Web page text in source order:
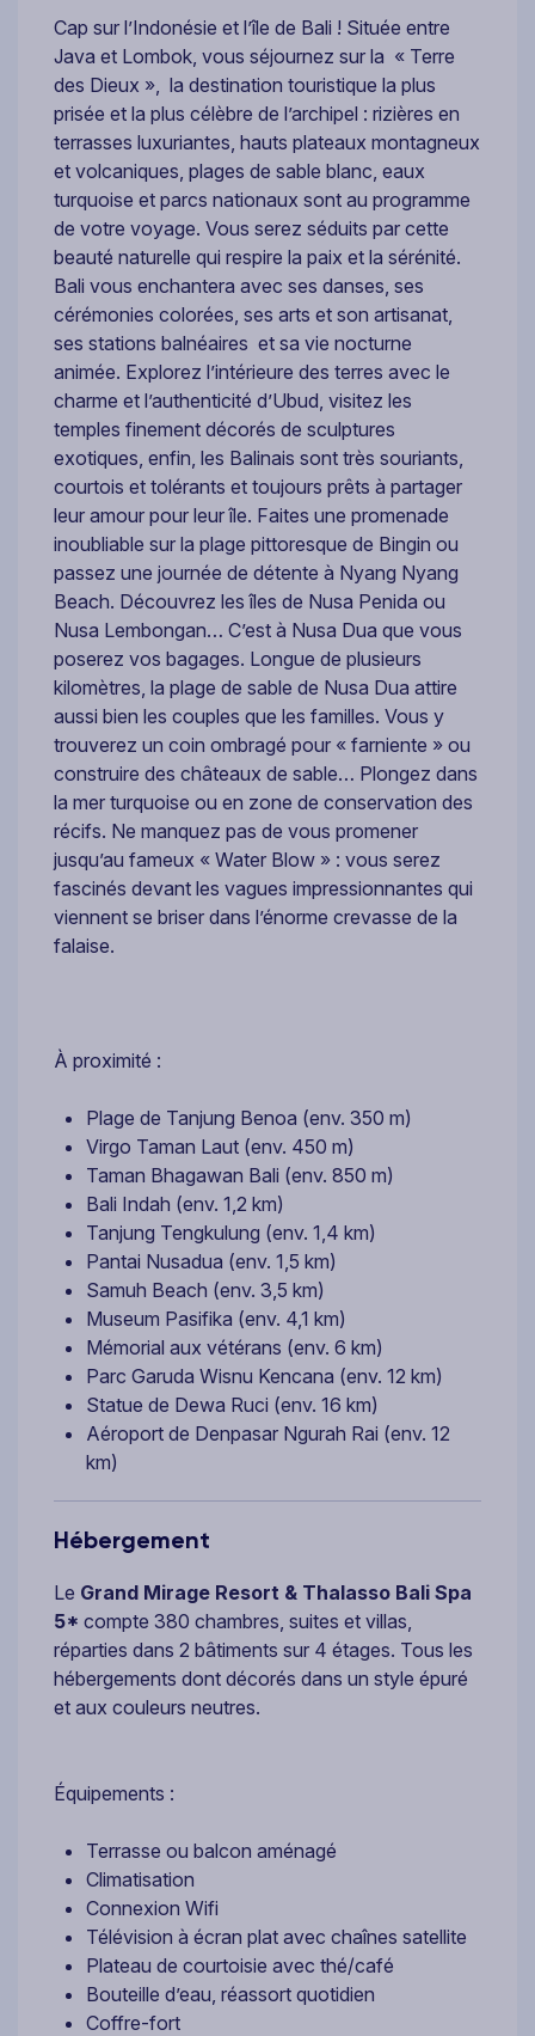
Cap sur l’Indonésie et l’île de Bali ! Située entre
Java et Lombok, vous séjournez sur la « Terre
des Dieux », la destination touristique la plus
prisée et la plus célèbre de l’archipel : rizières en
terrasses luxuriantes, hauts plateaux montagneux
et volcaniques, plages de sable blanc, eaux
turquoise et parcs nationaux sont au programme
de votre voyage. Vous serez séduits par cette
beauté naturelle qui respire la paix et la sérénité.
Bali vous enchantera avec ses danses, ses
cérémonies colorées, ses arts et son artisanat,
ses stations balnéaires et sa vie nocturne
animée. Explorez l’intérieure des terres avec le
charme et l’authenticité d’Ubud, visitez les
temples finement décorés de sculptures
exotiques, enfin, les Balinais sont très souriants,
courtois et tolérants et toujours prêts à partager
leur amour pour leur île. Faites une promenade
inoubliable sur la plage pittoresque de Bingin ou
passez une journée de détente à Nyang Nyang
Beach. Découvrez les îles de Nusa Penida ou
Nusa Lembongan… C’est à Nusa Dua que vous
poserez vos bagages. Longue de plusieurs
kilomètres, la plage de sable de Nusa Dua attire
aussi bien les couples que les familles. Vous y
trouverez un coin ombragé pour « farniente » ou
construire des châteaux de sable… Plongez dans
la mer turquoise ou en zone de conservation des
récifs. Ne manquez pas de vous promener
jusqu’au fameux « Water Blow » : vous serez
fascinés devant les vagues impressionnantes qui
viennent se briser dans l’énorme crevasse de la
falaise.
À proximité :
Plage de Tanjung Benoa (env. 350 m)
Virgo Taman Laut (env. 450 m)
Taman Bhagawan Bali (env. 850 m)
Bali Indah (env. 1,2 km)
Tanjung Tengkulung (env. 1,4 km)
Pantai Nusadua (env. 1,5 km)
Samuh Beach (env. 3,5 km)
Museum Pasifika (env. 4,1 km)
Mémorial aux vétérans (env. 6 km)
Parc Garuda Wisnu Kencana (env. 12 km)
Statue de Dewa Ruci (env. 16 km)
Aéroport de Denpasar Ngurah Rai (env. 12
km)
Hébergement
Le Grand Mirage Resort & Thalasso Bali Spa
5* compte 380 chambres, suites et villas,
réparties dans 2 bâtiments sur 4 étages. Tous les
hébergements dont décorés dans un style épuré
et aux couleurs neutres.
Équipements :
Terrasse ou balcon aménagé
Climatisation
Connexion Wifi
Télévision à écran plat avec chaînes satellite
Plateau de courtoisie avec thé/café
Bouteille d’eau, réassort quotidien
Coffre-fort